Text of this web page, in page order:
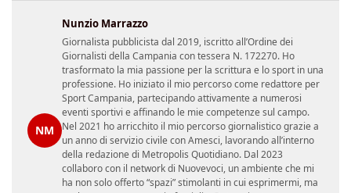
NM
Nunzio Marrazzo
Giornalista pubblicista dal 2019, iscritto all’Ordine dei
Giornalisti della Campania con tessera N. 172270. Ho
trasformato la mia passione per la scrittura e lo sport in una
professione. Ho iniziato il mio percorso come redattore per
Sport Campania, partecipando attivamente a numerosi
eventi sportivi e affinando le mie competenze sul campo.
Nel 2021 ho arricchito il mio percorso giornalistico grazie a
un anno di servizio civile con Amesci, lavorando all’interno
della redazione di Metropolis Quotidiano. Dal 2023
collaboro con il network di Nuovevoci, un ambiente che mi
ha non solo offerto “spazi” stimolanti in cui esprimermi, ma